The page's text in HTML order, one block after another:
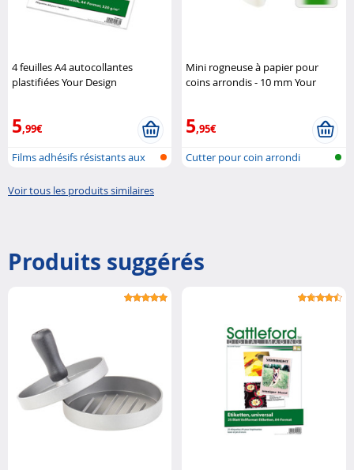
4 feuilles A4 autocollantes
plastifiées Your Design
5,99€
Films adhésifs résistants aux
Mini rogneuse à papier pour
coins arrondis - 10 mm Your
5,95€
Cutter pour coin arrondi
Voir tous les produits similaires
Produits suggérés